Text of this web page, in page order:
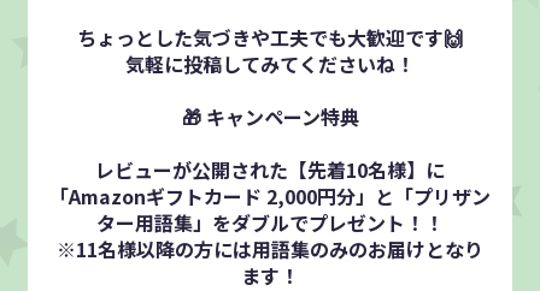
ちょっとした気づきや工夫でも大歓迎です🙌
気軽に投稿してみてくださいね！
🎁 キャンペーン特典
レビューが公開された【先着10名様】に
「Amazonギフトカード 2,000円分」と「プリザン
ター用語集」をダブルでプレゼント！！
※11名様以降の方には用語集のみのお届けとなり
ます！